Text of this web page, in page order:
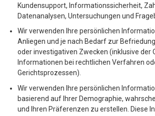
Kundensupport, Informationssicherheit,
Datenanalysen, Untersuchungen und
Wir verwenden Ihre persönlichen
Anliegen und je nach Bedarf zur
oder investigativen Zwecken (inklusive der
Informationen bei rechtlichen Verfahren
Gerichtsprozessen).
Wir verwenden Ihre persönlichen
basierend auf Ihrer Demographie,
und Ihren Präferenzen zu erstellen. Diese